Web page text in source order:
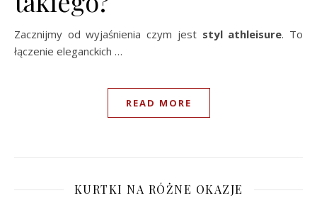
Zacznijmy od wyjaśnienia czym jest styl athleisure. To
łączenie eleganckich …
READ MORE
KURTKI NA RÓŻNE OKAZJE